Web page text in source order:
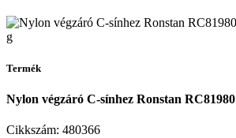
Termék
Nylon végzáró C-sínhez Ronstan RC81980
Cikkszám: 480366